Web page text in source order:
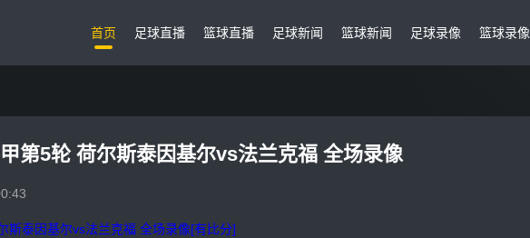
首页 足球直播 篮球直播 足球新闻 篮球新闻 足球录像 篮球录像
第5轮 荷尔斯泰因基尔vs法兰克福 全场录像
斯泰因基尔vs法兰克福 全场录像[有比分]